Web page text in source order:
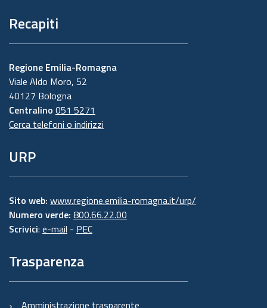
Recapiti
Regione Emilia-Romagna
Viale Aldo Moro, 52
40127 Bologna
Centralino 051 5271
Cerca telefoni o indirizzi
URP
Sito web: www.regione.emilia-romagna.it/urp/
Numero verde: 800.66.22.00
Scrivici: e-mail - PEC
Trasparenza
Amministrazione trasparente